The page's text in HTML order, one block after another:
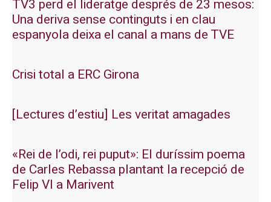
TV3 perd el lideratge després de 23 mesos:
Una deriva sense continguts i en clau
espanyola deixa el canal a mans de TVE
Crisi total a ERC Girona
[Lectures d’estiu] Les veritat amagades
«Rei de l’odi, rei puput»: El duríssim poema
de Carles Rebassa plantant la recepció de
Felip VI a Marivent